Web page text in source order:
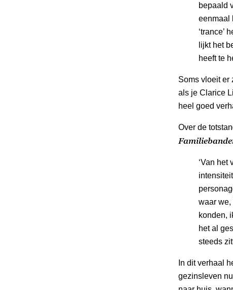
bepaald
eenmaal
‘trance’
lijkt het
heeft te
Soms vloeit er
als je Clarice
heel goed
Over de
‘Van het
waar we,
konden,
het al
steeds
In dit verhaal
gezinsleven